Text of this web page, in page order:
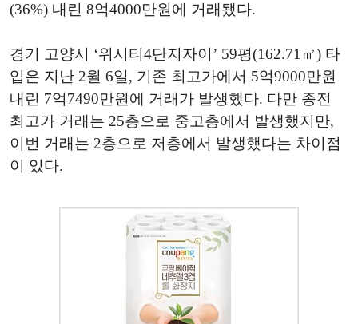
(36%) 내린 8억4000만원에 거래됐다.
경기 고양시 ‘위시티4단지자이’ 59평(162.71㎡) 타
입은 지난 2월 6일, 기존 최고가에서 5억9000만원
내린 7억7490만원에 거래가 발생했다. 다만 종전
최고가 거래는 25층으로 중고층에서 발생했지만,
이번 거래는 2층으로 저층에서 발생했다는 차이점
이 있다.